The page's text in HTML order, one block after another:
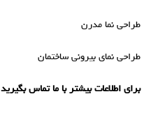
طراحی نما مدرن
طراحی نمای بیرونی ساختمان
برای اطلاعات بیشتر با ما تماس بگیرید